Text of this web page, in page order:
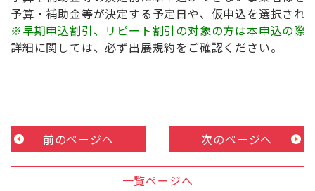
※早期申込割引、リピート割引の対象の方は本申込の際
詳細に関しては、必ず出展規約をご確認ください。
前のページへ
一覧ページへ
次のページへ